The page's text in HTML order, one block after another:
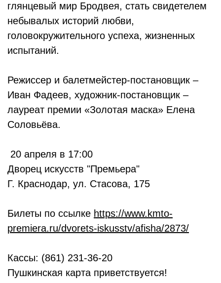
глянцевый мир Бродвея, стать свидетелем
небывалых историй любви,
головокружительного успеха, жизненных
испытаний.
Режиссер и балетмейстер-постановщик –
Иван Фадеев, художник-постановщик –
лауреат премии «Золотая маска» Елена
Соловьёва.
20 апреля в 17:00
Дворец искусств "Премьера"
Г. Краснодар, ул. Стасова, 175
Билеты по ссылке https://www.kmto-
premiera.ru/dvorets-iskusstv/afisha/2873/
Кассы: (861) 231-36-20
Пушкинская карта приветствуется!